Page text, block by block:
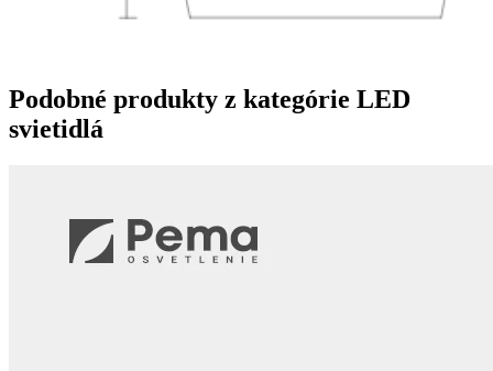
Podobné produkty z kategórie LED
svietidlá